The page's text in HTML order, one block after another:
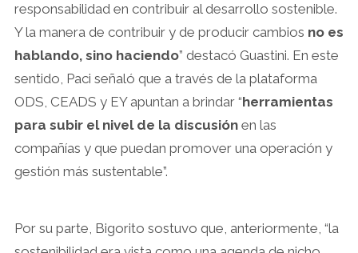
responsabilidad en contribuir al desarrollo sostenible.
Y la manera de contribuir y de producir cambios no es
hablando, sino haciendo” destacó Guastini. En este
sentido, Paci señaló que a través de la plataforma
ODS, CEADS y EY apuntan a brindar “herramientas
para subir el nivel de la discusiónen las
compañías y que puedan promover una operación y
gestión más sustentable”.
Por su parte, Bigorito sostuvo que, anteriormente, “la